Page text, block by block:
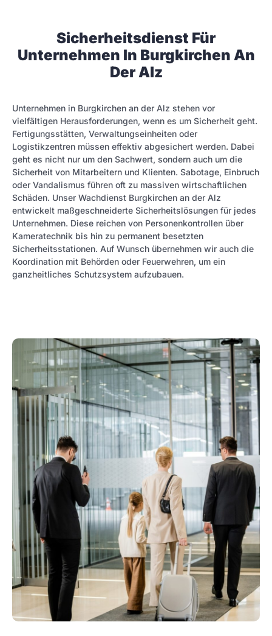
Sicherheitsdienst Für
Unternehmen In Burgkirchen An
Der Alz
Unternehmen in Burgkirchen an der Alz stehen vor
vielfältigen Herausforderungen, wenn es um Sicherheit geht.
Fertigungsstätten, Verwaltungseinheiten oder
Logistikzentren müssen effektiv abgesichert werden. Dabei
geht es nicht nur um den Sachwert, sondern auch um die
Sicherheit von Mitarbeitern und Klienten. Sabotage, Einbruch
oder Vandalismus führen oft zu massiven wirtschaftlichen
Schäden. Unser Wachdienst Burgkirchen an der Alz
entwickelt maßgeschneiderte Sicherheitslösungen für jedes
Unternehmen. Diese reichen von Personenkontrollen über
Kameratechnik bis hin zu permanent besetzten
Sicherheitsstationen. Auf Wunsch übernehmen wir auch die
Koordination mit Behörden oder Feuerwehren, um ein
ganzheitliches Schutzsystem aufzubauen.